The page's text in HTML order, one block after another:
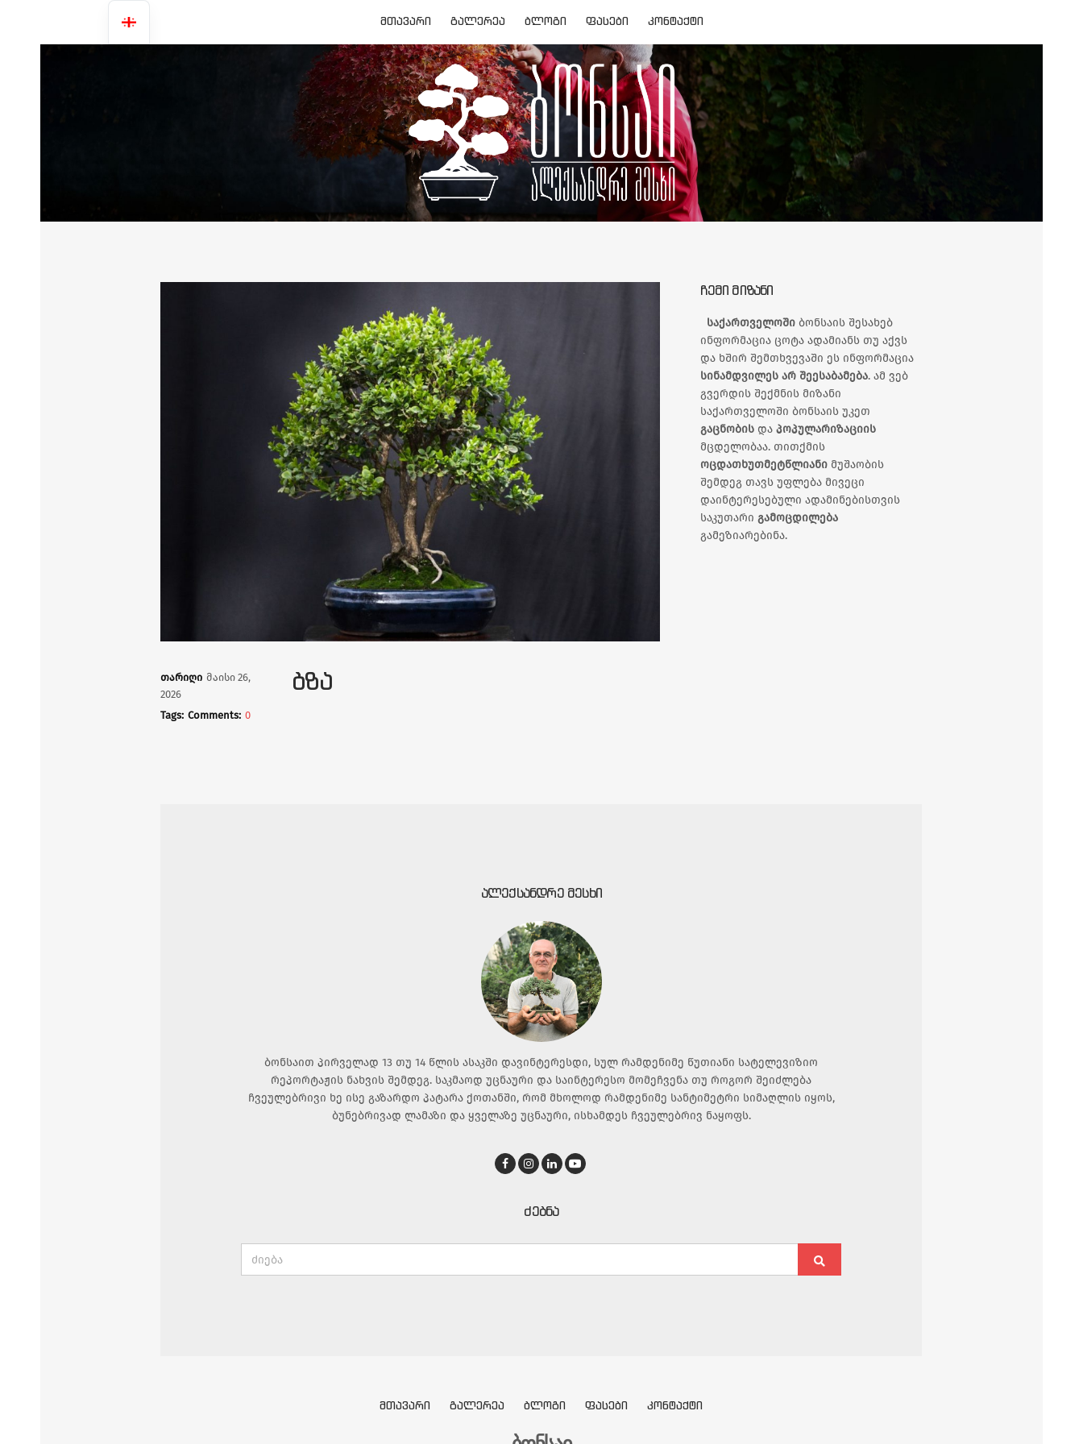
ᲛᲗᲐᲕᲐᲠᲘ ᲒᲐᲚᲔᲠᲔᲐ ᲑᲚᲝᲒᲘ ᲤᲐᲡᲔᲑᲘ ᲙᲝᲜᲢᲐᲥᲢᲘ
თარიღი მაისი 26,
2026
Tags: Comments: 0
ᲑᲖᲐ
ᲩᲔᲛᲘ ᲛᲘᲖᲐᲜᲘ
საქართველოში ბონსაის შესახებ
ინფორმაცია ცოტა ადამიანს თუ აქვს
და ხშირ შემთხვევაში ეს ინფორმაცია
სინამდვილეს არ შეესაბამება. ამ ვებ
გვერდის შექმნის მიზანი
საქართველოში ბონსაის უკეთ
გაცნობის დაპოპულარიზაციის
მცდელობაა. თითქმის
ოცდათხუთმეტწლიანი მუშაობის
შემდეგ თავს უფლება მივეცი
დაინტერესებული ადამინებისთვის
საკუთარიგამოცდილება
გამეზიარებინა.
ᲐᲚᲔᲥᲡᲐᲜᲓᲠᲔ ᲛᲔᲡᲮᲘ
ბონსაით პირველად 13 თუ 14 წლის ასაკში დავინტერესდი, სულ რამდენიმე წუთიანი სატელევიზიო
რეპორტაჟის ნახვის შემდეგ. საკმაოდ უცნაური და საინტერესო მომეჩვენა თუ როგორ შეიძლება
ჩვეულებრივი ხე ისე გაზარდო პატარა ქოთანში, რომ მხოლოდ რამდენიმე სანტიმეტრი სიმაღლის იყოს,
ბუნებრივად ლამაზი და ყველაზე უცნაური, ისხამდეს ჩვეულებრივ ნაყოფს.
ᲫᲔᲑᲜᲐ
ᲛᲗᲐᲕᲐᲠᲘ ᲒᲐᲚᲔᲠᲔᲐ ᲑᲚᲝᲒᲘ ᲤᲐᲡᲔᲑᲘ ᲙᲝᲜᲢᲐᲥᲢᲘ